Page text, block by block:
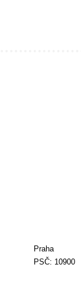
Praha
PSČ: 10900